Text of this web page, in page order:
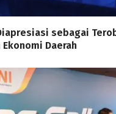
sebagai
Daerah